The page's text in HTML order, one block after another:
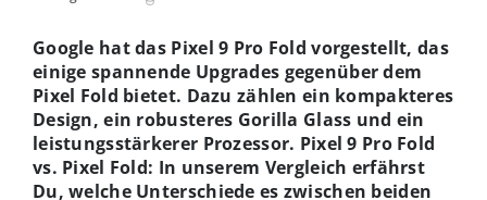
Google hat das Pixel 9 Pro Fold vorgestellt, das
einige spannende Upgrades gegenüber dem
Pixel Fold bietet. Dazu zählen ein kompakteres
Design, ein robusteres Gorilla Glass und ein
leistungsstärkerer Prozessor. Pixel 9 Pro Fold
vs. Pixel Fold: In unserem Vergleich erfährst
Du, welche Unterschiede es zwischen beiden